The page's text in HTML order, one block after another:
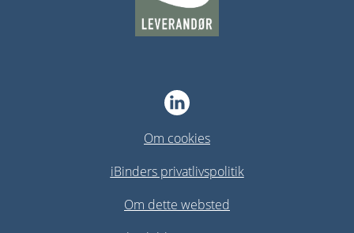
Om cookies
iBinders privatlivspolitik
Om dette websted